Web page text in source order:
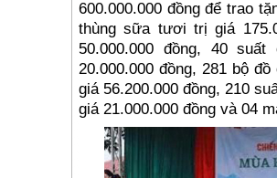
600.000.000 đồng để trao
thùng sữa tươi trị giá
50.000.000 đồng, 40
20.000.000 đồng, 281 bộ
giá 56.200.000 đồng, 210
giá 21.000.000 đồng và 04